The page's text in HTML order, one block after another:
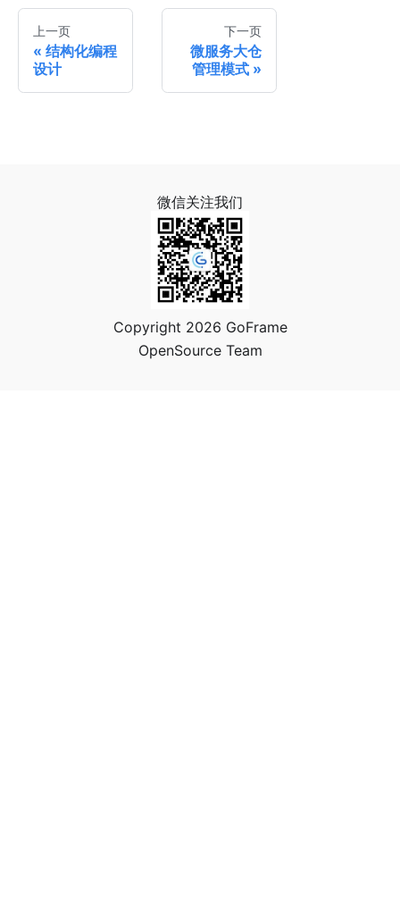
上一页
结构化编程
设计
下一页
微服务大仓
管理模式
微信关注我们
Copyright 2026 GoFrame
OpenSource Team